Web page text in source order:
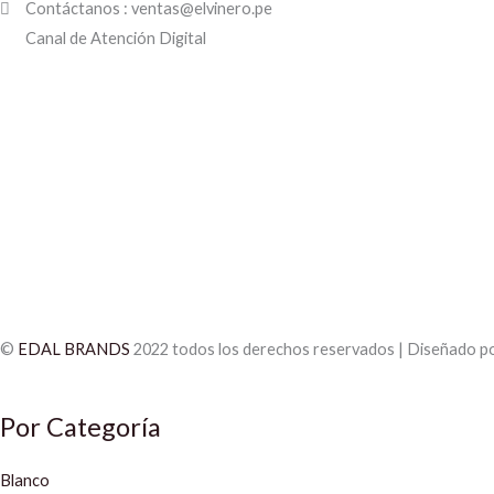
Contáctanos : ventas@elvinero.pe
Canal de Atención Digital
© EDAL BRANDS 2022 todos los derechos reservados | Diseñado
Por Categoría
Blanco